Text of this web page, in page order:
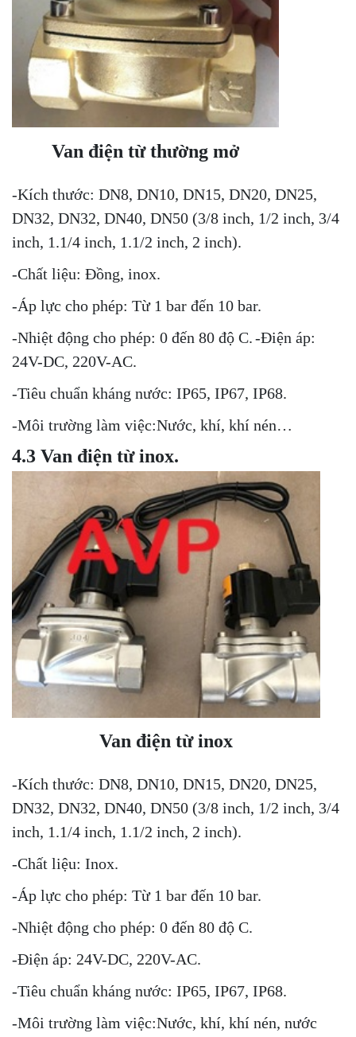
Van điện từ thường đóng
-Kích thước: DN8, DN10, DN15, DN20, DN25,
DN32, DN32, DN40, DN50 (3/8 inch, 1/2 inch, 3/4
inch, 1.1/4 inch, 1.1/2 inch, 2 inch).
-Chất liệu: Đồng, inox.-Áp lực cho phép: Từ 1 bar
đến 10 bar.
-Nhiệt động cho phép: 0 đến 80 độ C. -Điện áp:
24V DC, 220V AC.
-Tiêu chuẩn kháng nước: IP65, IP67, IP68.
-Môi trường làm việc:Nước, khí, khí nén…
Van điện từ thường mở
-Kích thước: DN8, DN10, DN15, DN20, DN25,
DN32, DN32, DN40, DN50 (3/8 inch, 1/2 inch, 3/4
inch, 1.1/4 inch, 1.1/2 inch, 2 inch).
-Chất liệu: Đồng, inox.
-Áp lực cho phép: Từ 1 bar đến 10 bar.
-Nhiệt động cho phép: 0 đến 80 độ C.-Điện áp:
24V-DC, 220V-AC.
-Tiêu chuẩn kháng nước: IP65, IP67, IP68.
-Môi trường làm việc:Nước, khí, khí nén…
4.3 Van điện từ inox.
Van điện từ inox
-Kích thước: DN8, DN10, DN15, DN20, DN25,
DN32, DN32, DN40, DN50 (3/8 inch, 1/2 inch, 3/4
inch, 1.1/4 inch, 1.1/2 inch, 2 inch).
-Chất liệu: Inox.
-Áp lực cho phép: Từ 1 bar đến 10 bar.
-Nhiệt động cho phép: 0 đến 80 độ C.
-Điện áp: 24V-DC, 220V-AC.
-Tiêu chuẩn kháng nước: IP65, IP67, IP68.
-Môi trường làm việc:Nước, khí, khí nén, nước